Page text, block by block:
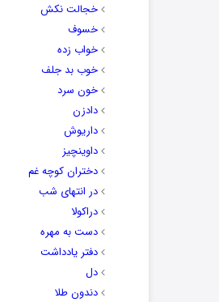
خجالت نکش
خسوف
خواب زده
خوب بد جلف
خون سرد
دادزن
داریوش
داوینچیز
دختران کوچه غم
در انتهای شب
دراکولا
دست به مهره
دفتر یادداشت
دل
دندون طلا